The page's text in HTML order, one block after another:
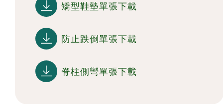
矯型鞋墊單張下載
防止跌倒單張下載
脊柱側彎單張下載